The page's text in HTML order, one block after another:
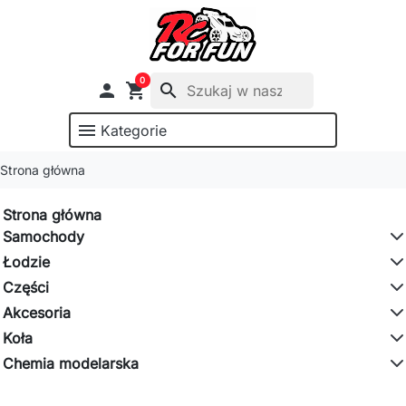
 shopping_cart
0
search
menu Kategorie
Strona główna
Strona główna
Samochody
Łodzie
Części
Akcesoria
Koła
Chemia modelarska